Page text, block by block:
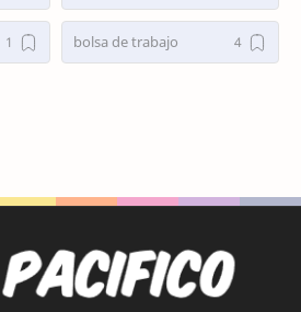
bolsa de trabajo
Busco trabajo
cirugia de nariz